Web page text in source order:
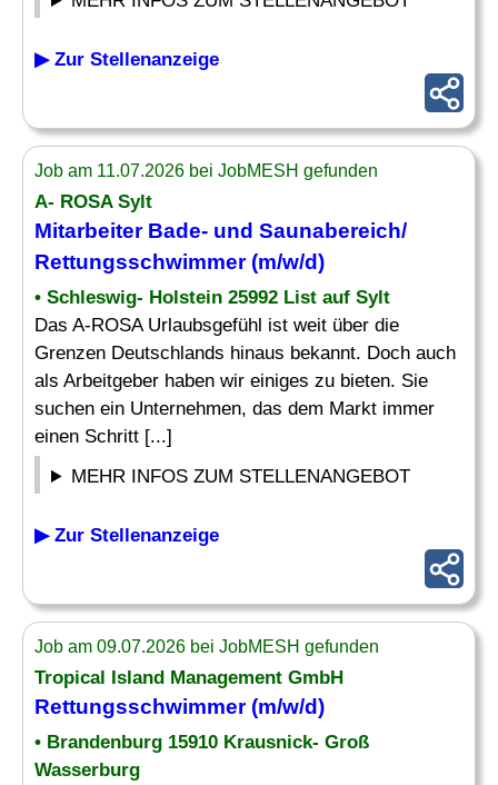
▶ Zur Stellenanzeige
Job am 11.07.2026 bei JobMESH gefunden
A- ROSA Sylt
Mitarbeiter Bade- und Saunabereich/
Rettungsschwimmer(m/w/d)
• Schleswig- Holstein 25992 List auf Sylt
Das A-ROSA Urlaubsgefühl ist weit über die
Grenzen Deutschlands hinaus bekannt. Doch auch
als Arbeitgeber haben wir einiges zu bieten. Sie
suchen ein Unternehmen, das dem Markt immer
einen Schritt [...]
MEHR INFOS ZUM STELLENANGEBOT
▶ Zur Stellenanzeige
Job am 09.07.2026 bei JobMESH gefunden
Tropical Island Management GmbH
Rettungsschwimmer(m/w/d)
• Brandenburg 15910 Krausnick- Groß
Wasserburg